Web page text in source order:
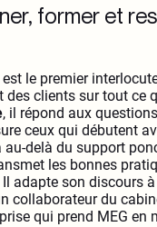
former et
est le premier
des clients sur tout ce
, il répond aux
ceux qui débutent
au-delà du support
les bonnes
adapte son discours
collaborateur du
qui prend MEG en